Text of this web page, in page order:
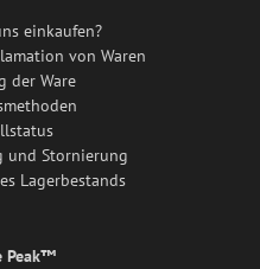
einkaufen?
von Waren
der Ware
und Stornierung
Lagerbestands
Peak™